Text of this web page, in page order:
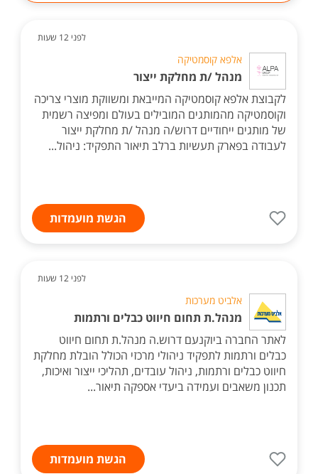
לפני 12 שעות
אלפא קוסמטיקה
מנהל /ת מחלקת ייצור
לקבוצת אלפא קוסמטיקה המייבאת ומשווקת מוצרי צריכה
וקוסמטיקה מהמותגים המובילים בעולם ומפיצה רשמית
של מותגים ייחודיים דרוש/ה מנהל /ת מחלקת ייצור
לעבודה בפארק תעשיות ברלב תיאור התפקיד: ניהול...
הגשת מועמדות
לפני 12 שעות
אלביט מערכות
מנהל.ת תחום חיווט כבלים ורתמות
לאתר החברה ביוקנעם דרוש.ה מנהל.ת תחום חיווט
כבלים ורתמות לתפקיד ניהולי מרכזי הכולל הובלת מחלקת
חיווט כבלים ורתמות, ניהול עובדים, תהליכי ייצור ואיכות,
תכנון משאבים ועמידה ביעדי אספקה תיאור...
הגשת מועמדות